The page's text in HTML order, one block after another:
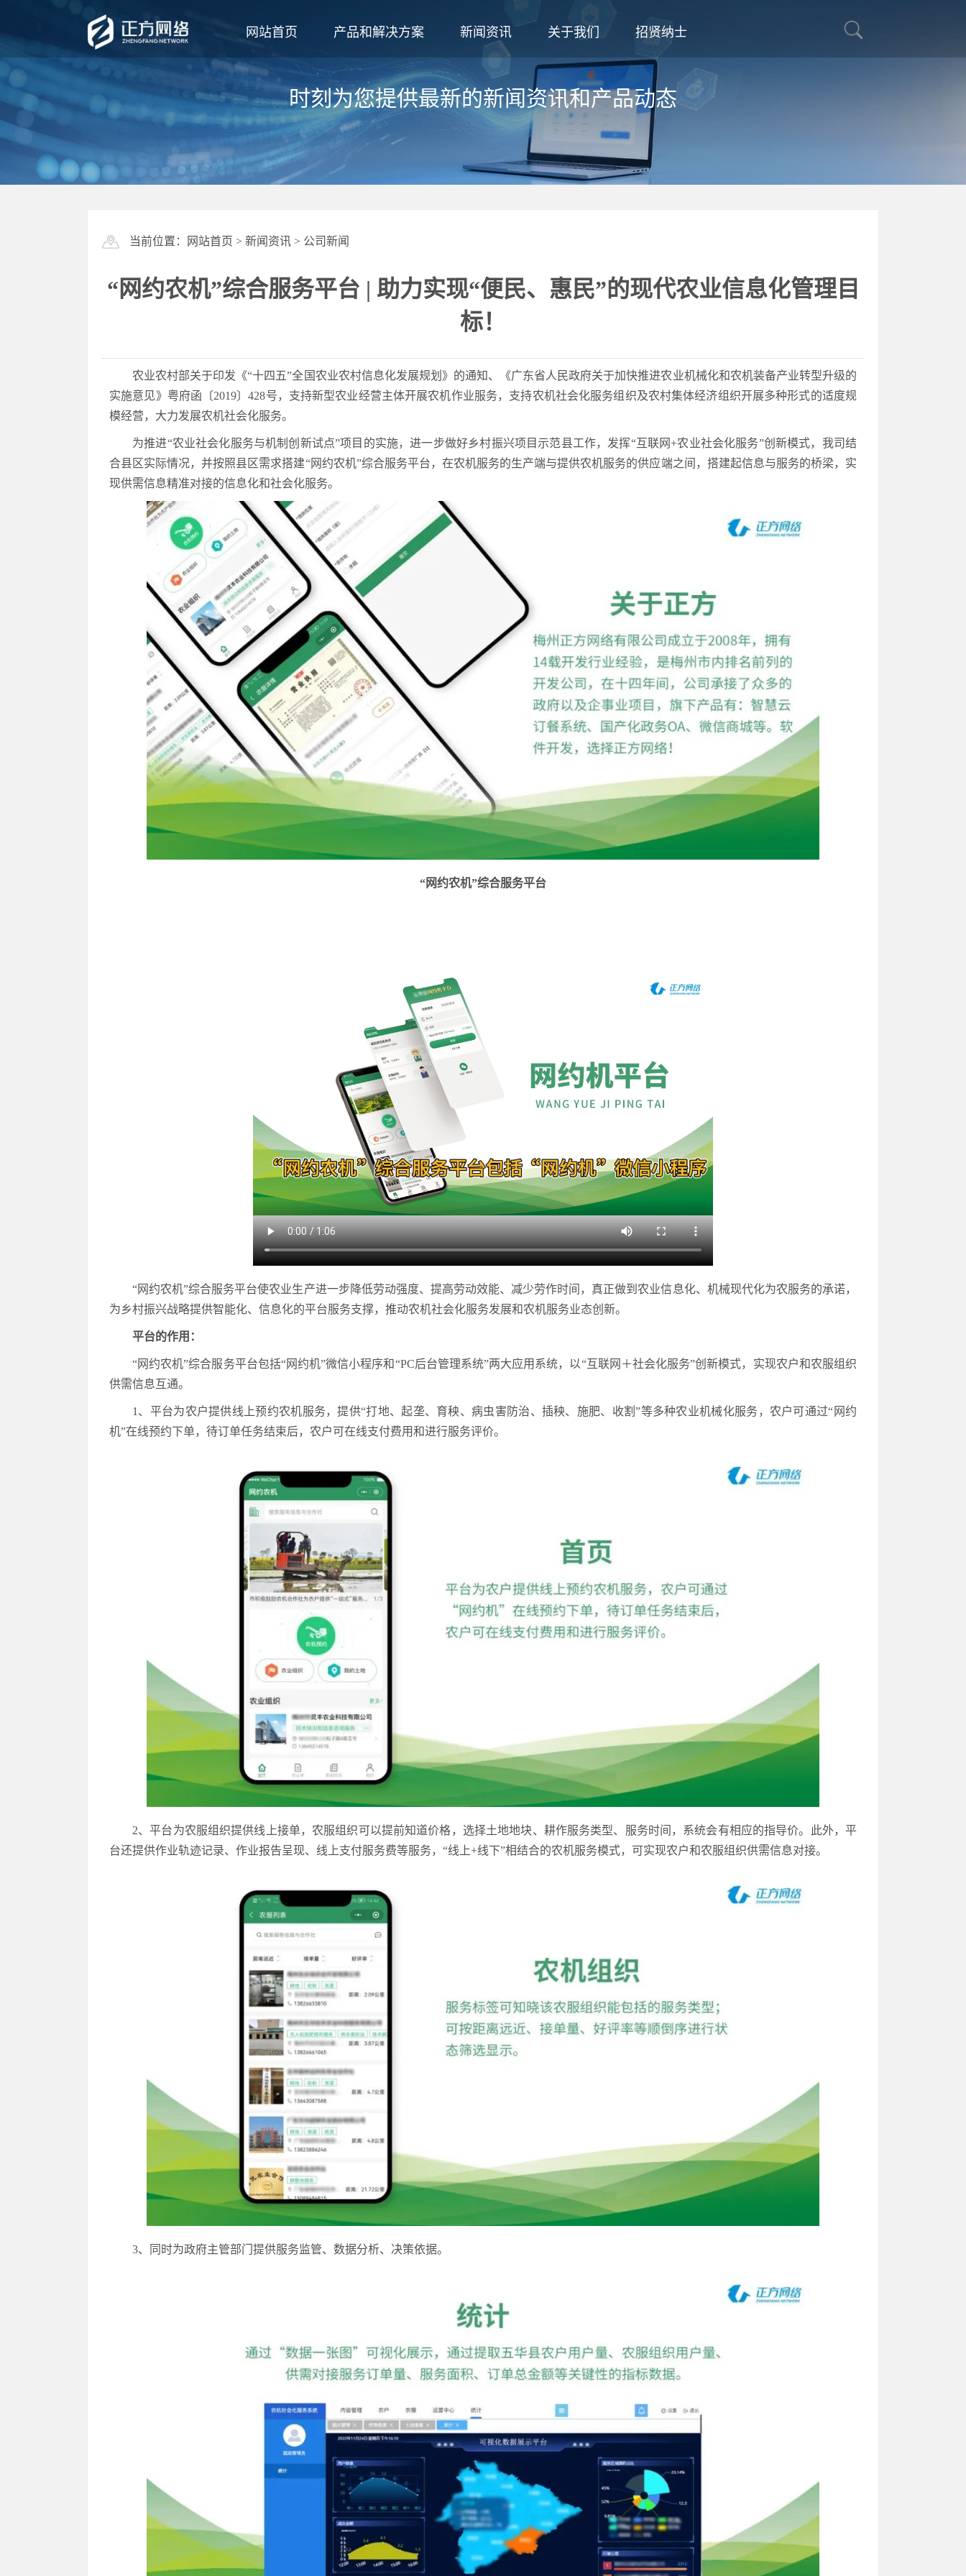
网站首页 产品和解决方案 新闻资讯 关于我们 招贤纳士
时刻为您提供最新的新闻资讯和产品动态
当前位置： 网站首页 > 新闻资讯 > 公司新闻
“网约农机”综合服务平台 | 助力实现“便民、惠民”的现代农业信息化管理目
标！
农业农村部关于印发《“十四五”全国农业农村信息化发展规划》的通知、《广东省人民政府关于加快推进农业机械化和农机装备产业转型升级的
实施意见》粤府函〔2019〕428号，支持新型农业经营主体开展农机作业服务，支持农机社会化服务组织及农村集体经济组织开展多种形式的适度规
模经营，大力发展农机社会化服务。
为推进“农业社会化服务与机制创新试点”项目的实施，进一步做好乡村振兴项目示范县工作，发挥“互联网+农业社会化服务”创新模式，我司结
合县区实际情况，并按照县区需求搭建“网约农机”综合服务平台，在农机服务的生产端与提供农机服务的供应端之间，搭建起信息与服务的桥梁，实
现供需信息精准对接的信息化和社会化服务。
“网约农机”综合服务平台
“网约农机”综合服务平台使农业生产进一步降低劳动强度、提高劳动效能、减少劳作时间，真正做到农业信息化、机械现代化为农服务的承诺，
为乡村振兴战略提供智能化、信息化的平台服务支撑，推动农机社会化服务发展和农机服务业态创新。
平台的作用：
“网约农机”综合服务平台包括“网约机”微信小程序和“PC后台管理系统”两大应用系统，以“互联网＋社会化服务”创新模式，实现农户和农服组织
供需信息互通。
1、平台为农户提供线上预约农机服务，提供“打地、起垄、育秧、病虫害防治、插秧、施肥、收割”等多种农业机械化服务，农户可通过“网约
机”在线预约下单，待订单任务结束后，农户可在线支付费用和进行服务评价。
2、平台为农服组织提供线上接单，农服组织可以提前知道价格，选择土地地块、耕作服务类型、服务时间，系统会有相应的指导价。此外，平
台还提供作业轨迹记录、作业报告呈现、线上支付服务费等服务，“线上+线下”相结合的农机服务模式，可实现农户和农服组织供需信息对接。
3、同时为政府主管部门提供服务监管、数据分析、决策依据。